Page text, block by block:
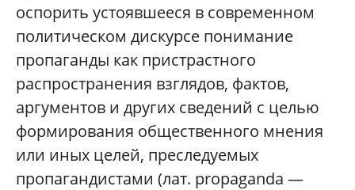
оспорить устоявшееся в современном
политическом дискурсе понимание
пропаганды как пристрастного
распространения взглядов, фактов,
аргументов и других сведений с целью
формирования общественного мнения
или иных целей, преследуемых
пропагандистами (лат. propaganda —